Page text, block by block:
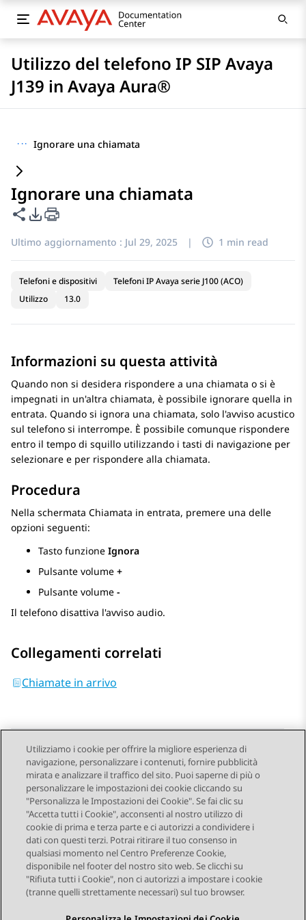
Utilizzo del telefono IP SIP Avaya
J139 in Avaya Aura®
··· Ignorare una chiamata
Ignorare una chiamata
Condividi questa pagina
Opzioni di esportazione PDF
Ultimo aggiornamento : Jul 29, 2025 | 1 min read
Telefoni e dispositivi
Telefoni IP Avaya serie J100 (ACO)
Utilizzo
13.0
Informazioni su questa attività
Quando non si desidera rispondere a una chiamata o si è
impegnati in un'altra chiamata, è possibile ignorare quella in
entrata. Quando si ignora una chiamata, solo l'avviso acustico
sul telefono si interrompe. È possibile comunque rispondere
entro il tempo di squillo utilizzando i tasti di navigazione per
selezionare e per rispondere alla chiamata.
Procedura
Nella schermata Chiamata in entrata, premere una delle
opzioni seguenti:
Tasto funzione Ignora
Pulsante volume +
Pulsante volume -
Il telefono disattiva l'avviso audio.
Collegamenti correlati
Chiamate in arrivo
Send Feedback
Navigazione argomento
Argomento precedente Argomento successivo
STAY CONNECTED
Utilizziamo i cookie per offrire la migliore esperienza di
navigazione, personalizzare i contenuti, fornire pubblicità
mirata e analizzare il traffico del sito. Puoi saperne di più o
personalizzare le impostazioni dei cookie cliccando su
"Personalizza le Impostazioni dei Cookie". Se fai clic su
"Accetta tutti i Cookie", acconsenti al nostro utilizzo di
cookie di prima e terza parte e ci autorizzi a condividere i
dati con questi terzi. Potrai ritirare il tuo consenso in
qualsiasi momento nel Centro Preferenze Cookie,
disponibile nel footer del nostro sito web. Se clicchi su
"Rifiuta tutti i Cookie", non ci autorizzi a impostare i cookie
(tranne quelli strettamente necessari) sul tuo browser.